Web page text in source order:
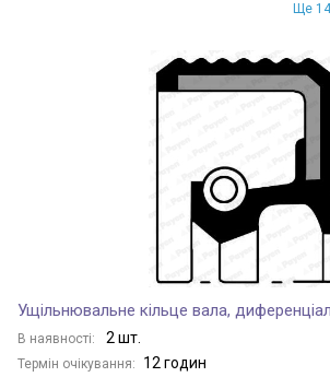
Ще 14
Ущільнювальне кільце вала,
В наявності: 2 шт.
Термін очікування: 12 годин